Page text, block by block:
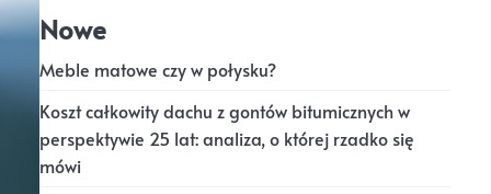
Nowe
Meble matowe czy w połysku?
Koszt całkowity dachu z gontów bitumicznych w
perspektywie 25 lat: analiza, o której rzadko się
mówi